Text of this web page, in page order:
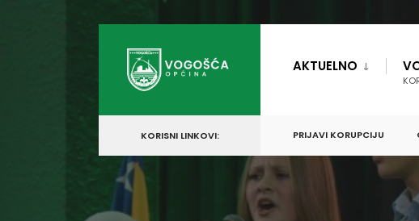
content
AKTUELNO
KORISNI LINKOVI: PRIJAVI KORUPCIJU